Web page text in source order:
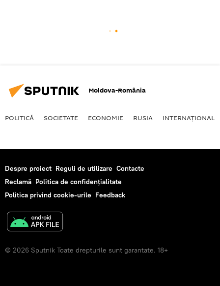
Moldova-România
POLITICĂ SOCIETATE ECONOMIE RUSIA INTERNAŢIONAL
Despre proiect Reguli de utilizare Contacte
Reclamă Politica de confidențialitate
Politica privind cookie-urile Feedback
© 2026 Sputnik Toate drepturile sunt garantate. 18+